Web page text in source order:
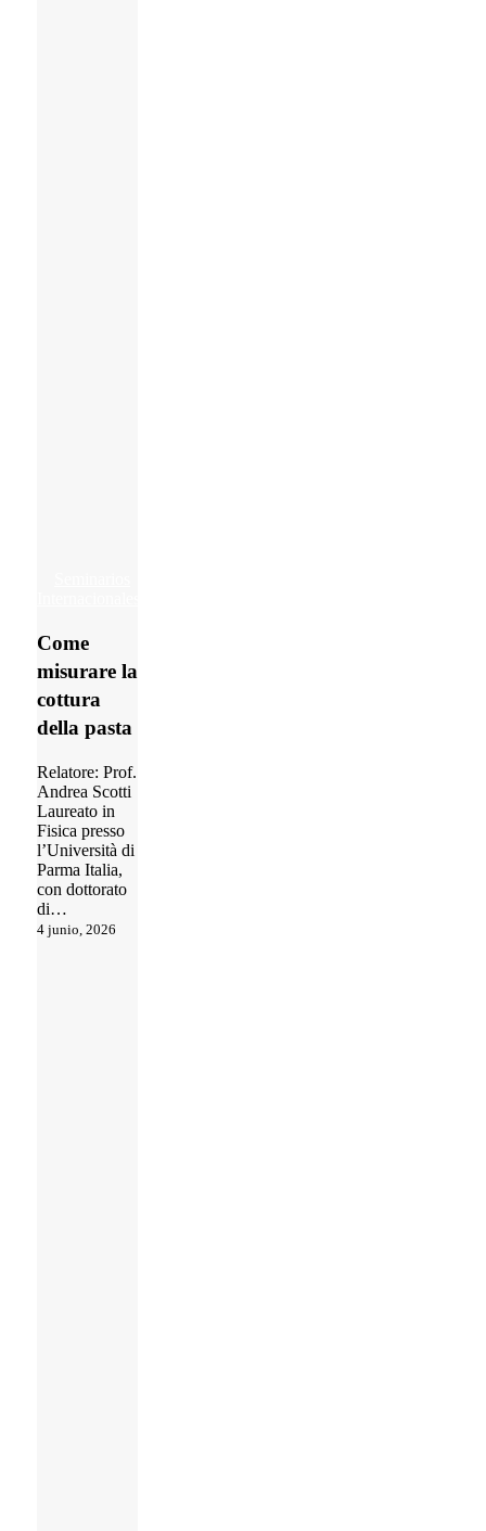
cottura
della
pasta
Come
misurare la
cottura
della pasta
Relatore: Prof.
Andrea Scotti
Laureato in
Fisica presso
l’Università di
Parma Italia,
con dottorato
di…
4 junio, 2026